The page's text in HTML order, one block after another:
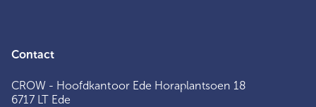
Contact
CROW - Hoofdkantoor Ede Horaplantsoen 18
6717 LT Ede